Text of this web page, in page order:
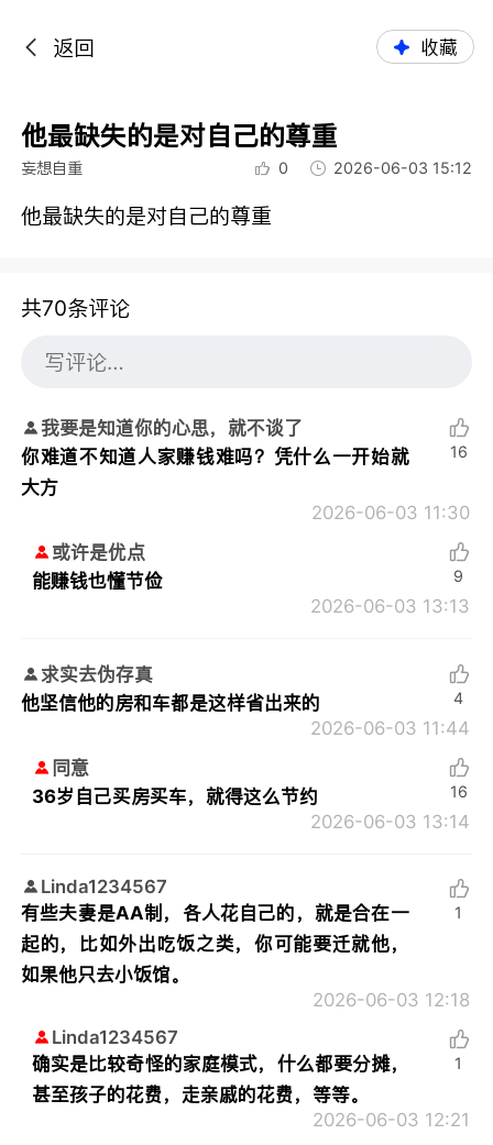
返回 收藏
他最缺失的是对自己的尊重
妄想自重 0 2026-06-03 15:12
他最缺失的是对自己的尊重
共70条评论
我要是知道你的心思，就不谈了
你难道不知道人家赚钱难吗？凭什么一开始就
大方
2026-06-03 11:30
16
或许是优点
能赚钱也懂节俭
2026-06-03 13:13
9
求实去伪存真
他坚信他的房和车都是这样省出来的
2026-06-03 11:44
4
同意
36岁自己买房买车，就得这么节约
2026-06-03 13:14
16
Linda1234567
有些夫妻是AA制，各人花自己的，就是合在一
起的，比如外出吃饭之类，你可能要迁就他，
如果他只去小饭馆。
2026-06-03 12:18
1
Linda1234567
确实是比较奇怪的家庭模式，什么都要分摊，
甚至孩子的花费，走亲戚的花费，等等。
2026-06-03 12:21
1